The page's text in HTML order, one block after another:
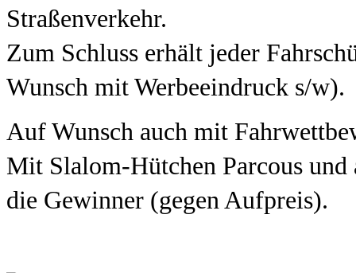
Straßenverkehr.
Zum Schluss erhält jeder
Wunsch mit Werbeeindruck s/w).
Auf Wunsch auch mit
Mit Slalom-Hütchen Parcous
die Gewinner (gegen Aufpreis).